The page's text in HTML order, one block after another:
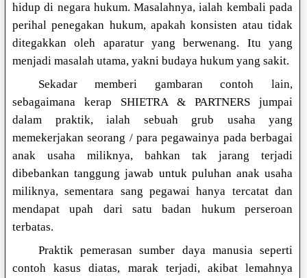
hidup di negara hukum. Masalahnya, ialah kembali pada
perihal penegakan hukum, apakah konsisten atau tidak
ditegakkan oleh aparatur yang berwenang. Itu yang
menjadi masalah utama, yakni budaya hukum yang sakit.
Sekadar memberi gambaran contoh lain,
sebagaimana kerap SHIETRA & PARTNERS jumpai
dalam praktik, ialah sebuah grub usaha yang
memekerjakan seorang / para pegawainya pada berbagai
anak usaha miliknya, bahkan tak jarang terjadi
dibebankan tanggung jawab untuk puluhan anak usaha
miliknya, sementara sang pegawai hanya tercatat dan
mendapat upah dari satu badan hukum perseroan
terbatas.
Praktik pemerasan sumber daya manusia seperti
contoh kasus diatas, marak terjadi, akibat lemahnya